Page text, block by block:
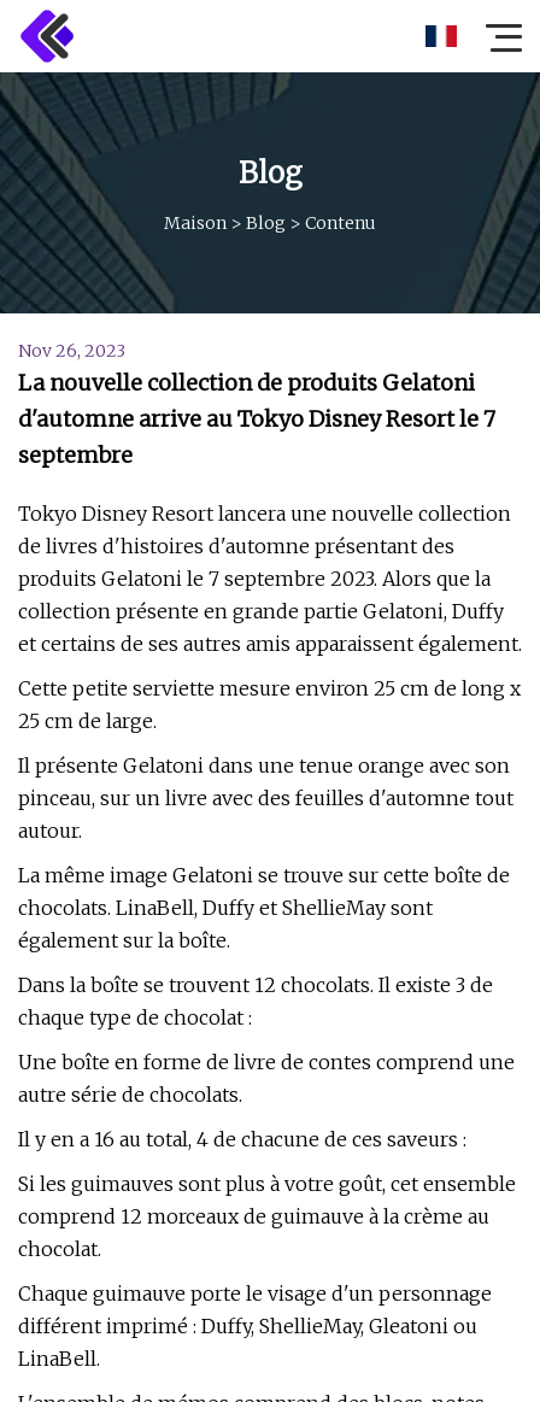
Blog
Maison > Blog > Contenu
Nov 26, 2023
La nouvelle collection de produits Gelatoni
d'automne arrive au Tokyo Disney Resort le 7
septembre
Tokyo Disney Resort lancera une nouvelle collection
de livres d'histoires d'automne présentant des
produits Gelatoni le 7 septembre 2023. Alors que la
collection présente en grande partie Gelatoni, Duffy
et certains de ses autres amis apparaissent également.
Cette petite serviette mesure environ 25 cm de long x
25 cm de large.
Il présente Gelatoni dans une tenue orange avec son
pinceau, sur un livre avec des feuilles d'automne tout
autour.
La même image Gelatoni se trouve sur cette boîte de
chocolats. LinaBell, Duffy et ShellieMay sont
également sur la boîte.
Dans la boîte se trouvent 12 chocolats. Il existe 3 de
chaque type de chocolat :
Une boîte en forme de livre de contes comprend une
autre série de chocolats.
Il y en a 16 au total, 4 de chacune de ces saveurs :
Si les guimauves sont plus à votre goût, cet ensemble
comprend 12 morceaux de guimauve à la crème au
chocolat.
Chaque guimauve porte le visage d'un personnage
différent imprimé : Duffy, ShellieMay, Gleatoni ou
LinaBell.